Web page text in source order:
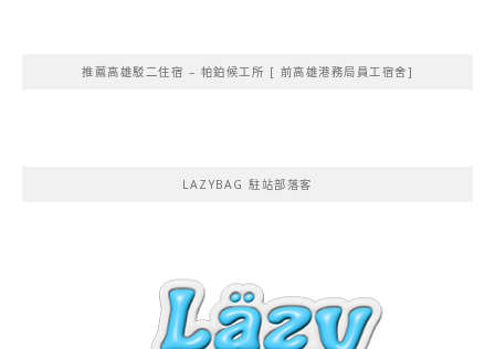
推薦高雄駁二住宿 – 帕鉑候工所 [ 前高雄港務局員工宿舍]
LAZYBAG 駐站部落客